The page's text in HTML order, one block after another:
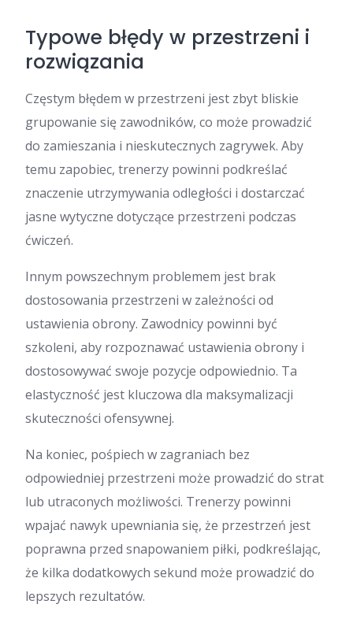
Typowe błędy w przestrzeni i
rozwiązania
Częstym błędem w przestrzeni jest zbyt bliskie
grupowanie się zawodników, co może prowadzić
do zamieszania i nieskutecznych zagrywek. Aby
temu zapobiec, trenerzy powinni podkreślać
znaczenie utrzymywania odległości i dostarczać
jasne wytyczne dotyczące przestrzeni podczas
ćwiczeń.
Innym powszechnym problemem jest brak
dostosowania przestrzeni w zależności od
ustawienia obrony. Zawodnicy powinni być
szkoleni, aby rozpoznawać ustawienia obrony i
dostosowywać swoje pozycje odpowiednio. Ta
elastyczność jest kluczowa dla maksymalizacji
skuteczności ofensywnej.
Na koniec, pośpiech w zagraniach bez
odpowiedniej przestrzeni może prowadzić do strat
lub utraconych możliwości. Trenerzy powinni
wpajać nawyk upewniania się, że przestrzeń jest
poprawna przed snapowaniem piłki, podkreślając,
że kilka dodatkowych sekund może prowadzić do
lepszych rezultatów.